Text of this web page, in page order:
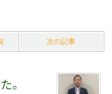
次の記事
。